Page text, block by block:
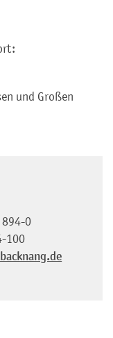
und Großen
0
100